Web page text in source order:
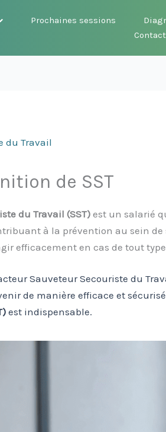
Prochaines sessions
Contact
du Travail
de SST
du Travail (SST) est un salarié
à la prévention au sein
efficacement en cas de tout
Sauveteur Secouriste du
de manière efficace et
est indispensable.